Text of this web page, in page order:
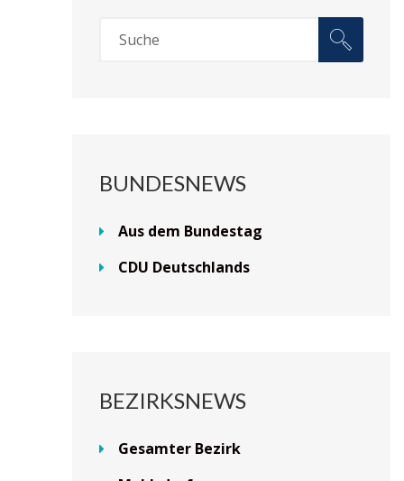
BUNDESNEWS
Aus dem Bundestag
CDU Deutschlands
BEZIRKSNEWS
Gesamter Bezirk